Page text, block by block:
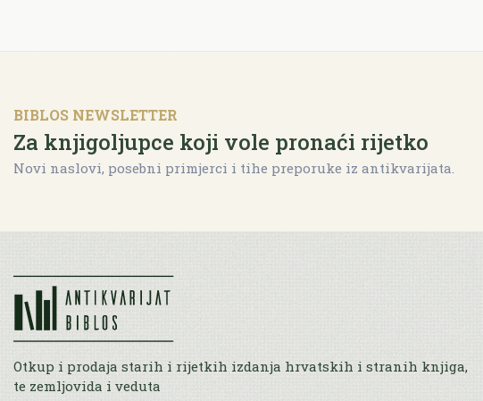
BIBLOS NEWSLETTER
Za knjigoljupce koji vole pronaći rijetko
Novi naslovi, posebni primjerci i tihe preporuke iz antikvarijata.
Otkup i prodaja starih i rijetkih izdanja hrvatskih i stranih knjiga,
te zemljovida i veduta